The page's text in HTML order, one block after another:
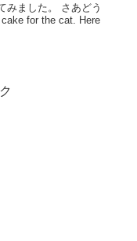
みました。 さあどう
for the cat. Here